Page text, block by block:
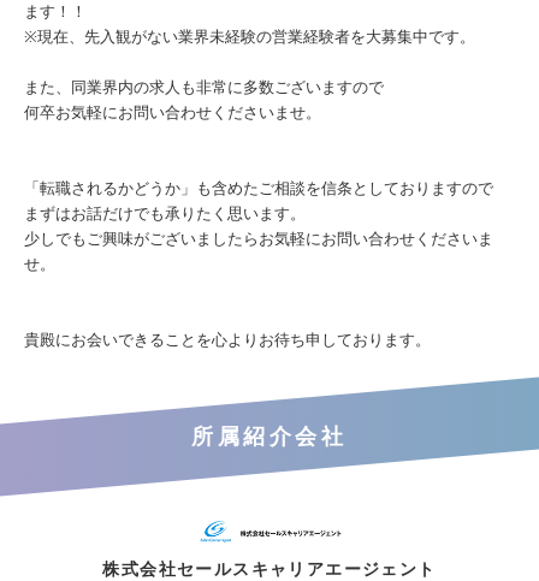
ます！！
※現在、先入観がない業界未経験の営業経験者を大募集中です。
また、同業界内の求人も非常に多数ございますので
何卒お気軽にお問い合わせくださいませ。
「転職されるかどうか」も含めたご相談を信条としておりますので
まずはお話だけでも承りたく思います。
少しでもご興味がございましたらお気軽にお問い合わせくださいま
せ。
貴殿にお会いできることを心よりお待ち申しております。
所属紹介会社
株式会社セールスキャリアエージェント